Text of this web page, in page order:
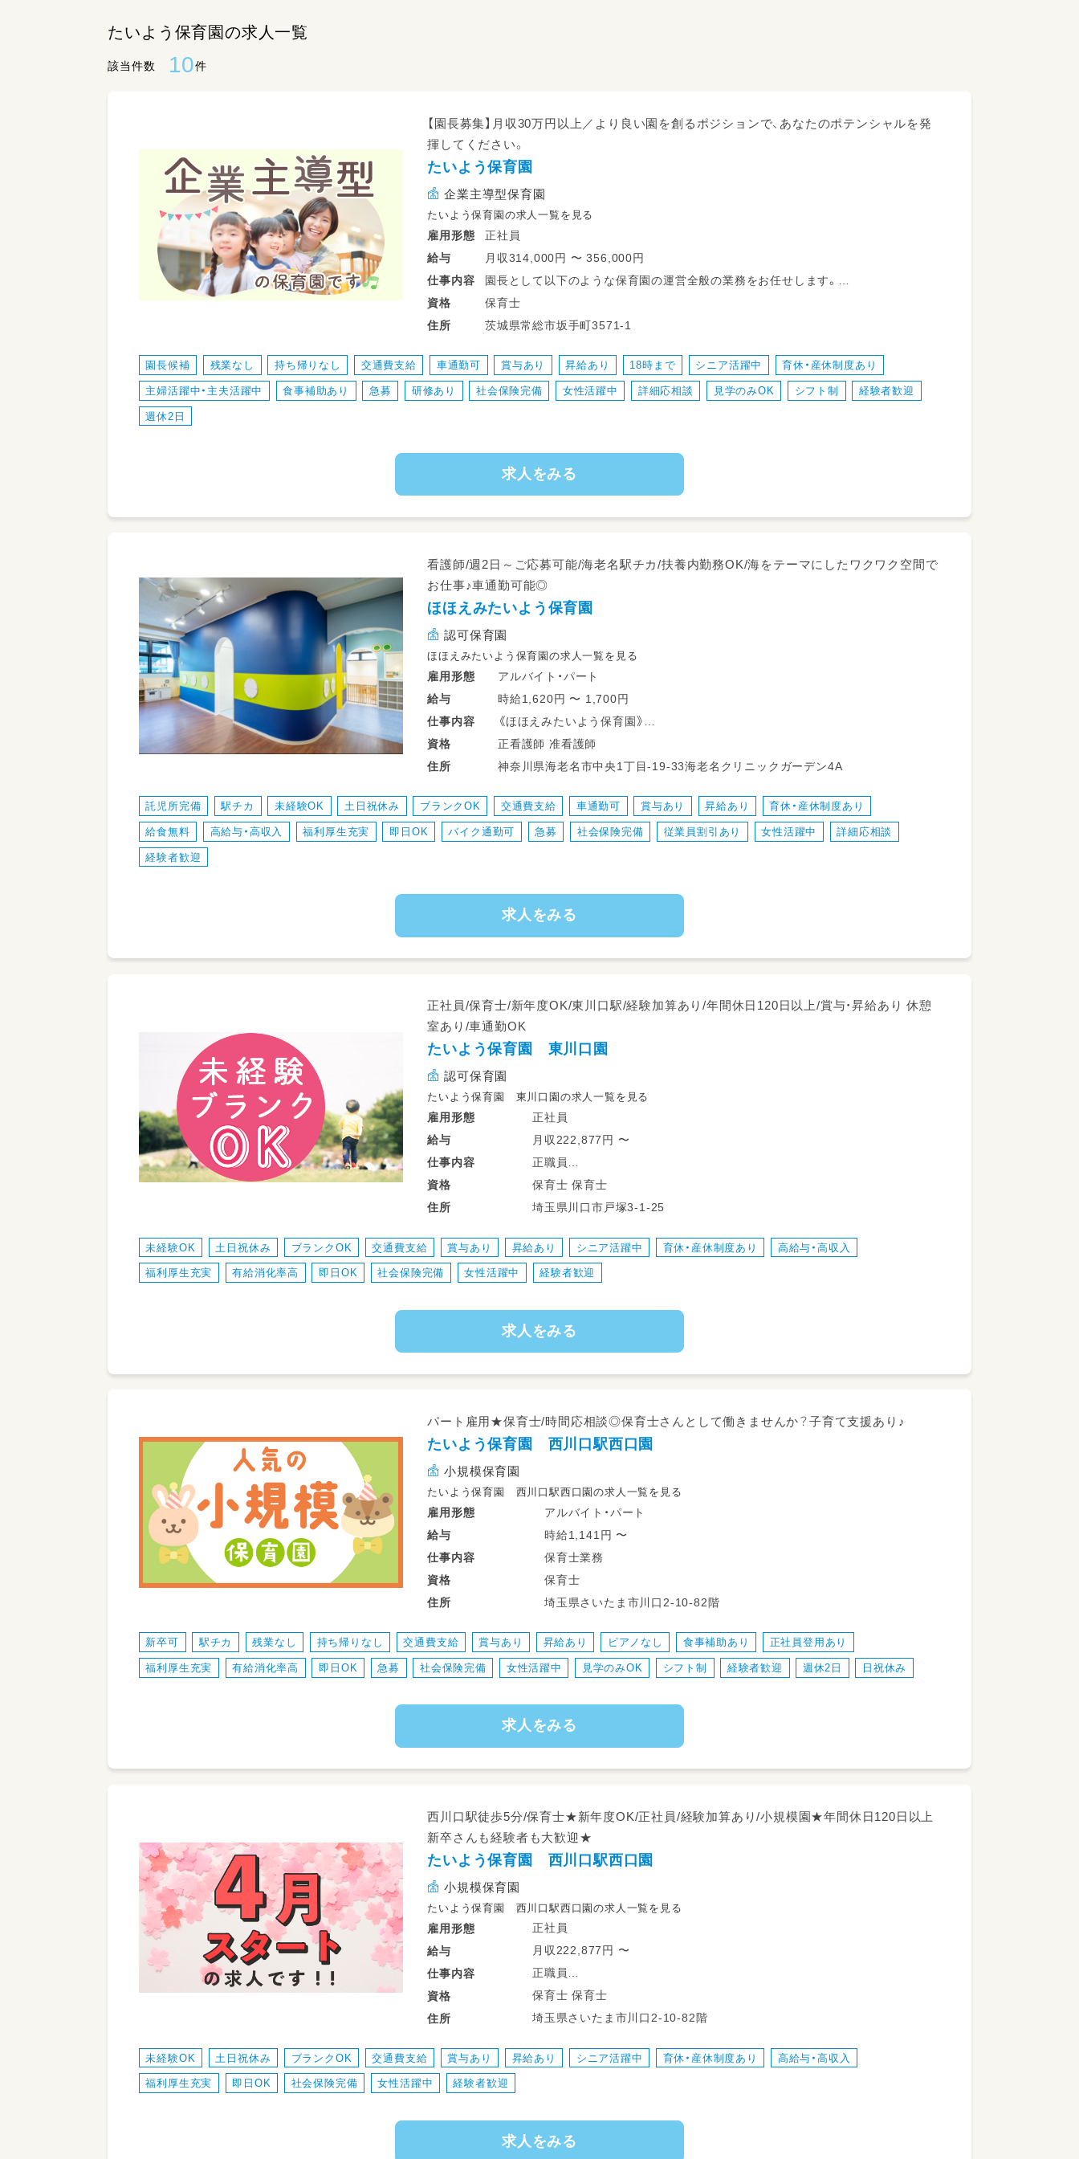
たいよう保育園の求人一覧
該当件数 10件
【園長募集】月収30万円以上／より良い園を創るポジションで、あなたのポテンシャルを発
揮してください。
たいよう保育園
企業主導型保育園
たいよう保育園の求人一覧を見る
雇用形態
正社員
給与
月収314,000円 〜 356,000円
仕事内容
園長として以下のような保育園の運営全般の業務をお任せします。
【担当業務の内容】
保育全般の運営・改善／安全衛生管理／教育研修／書類作成・記録／行政対応・監査対
るオペレーション
※上記業務のすべてを全面的に園長ひとりが担うのではなく、運営会社の担当社員た
ちと協力しながら園を運営していきます。
◆2019年の開園から6年が経過し、課題が明確になってきました。
◆園長職として、仕事の可能性を拡げ、経験値やスキルを上げていける、とてもヤリガ
◆『衛生要因』ではなく『動機付け要因』で転職をお考えの方にはきっと〝ササる〟ポ
ジションです。
◆トップダウン／ボトムアップ双方向の関わりで、より良い保育環境を創ることにお
力を貸してください。
資格
保育士
住所
茨城県常総市坂手町3571‐1
園長候補 残業なし 持ち帰りなし 交通費支給 車通勤可 賞与あり 昇給あり 18時まで シニア活躍中 育休・産休制度あり
主婦活躍中・主夫活躍中 食事補助あり 急募 研修あり 社会保険完備 女性活躍中 詳細応相談 見学のみOK シフト制 経験者歓迎
週休2日
求人をみる
看護師/週2日～ご応募可能/海老名駅チカ/扶養内勤務OK/海をテーマにしたワクワク空間で
お仕事♪車通勤可能◎
ほほえみたいよう保育園
認可保育園
ほほえみたいよう保育園の求人一覧を見る
雇用形態
アルバイト・パート
給与
時給1,620円 〜 1,700円
仕事内容
《ほほえみたいよう保育園》
＼パートスタッフ募集 ／
――――――――――――――――――――――
《お仕事内容》
0～5歳児さんの看護師業務全般をお任せします！
勤務時間内で責任ある業務を
＼具体的には…／
・けがや発熱時の手当など
・おむつ替えや食事・着替えなどの生活支援
☆ICT導入園なので、記録作業の負担は最小限！
保育にしっかり集中できる環境です◎
《勤務スタイル》
・週2日～OK（曜日・時間応相談）
・決められた勤務時間内で
できる範囲の業務を行っていただきます♪
・残業・持ち帰りなしで安心◎
《今後の展望》
2026年4月には新園も開園予定！
ライフステージの変化にも柔軟に対応可能◎
長く安心して働ける職場です♪
・時間内で責任をもってお仕事したい
・ 子どもたちの成長に本気で向き合いたい
・チームで働くあたたかい職場を探している
資格
正看護師 准看護師
住所
神奈川県海老名市中央1丁目-19-33海老名クリニックガーデン4A
託児所完備 駅チカ 未経験OK 土日祝休み ブランクOK 交通費支給 車通勤可 賞与あり 昇給あり 育休・産休制度あり
給食無料 高給与・高収入 福利厚生充実 即日OK バイク通勤可 急募 社会保険完備 従業員割引あり 女性活躍中 詳細応相談
経験者歓迎
求人をみる
正社員/保育士/新年度OK/東川口駅/経験加算あり/年間休日120日以上/賞与・昇給あり 休憩
室あり/車通勤OK
たいよう保育園 東川口園
認可保育園
たいよう保育園 東川口園の求人一覧を見る
雇用形態
正社員
給与
月収222,877円 〜
仕事内容
正職員
担任業務全般
※経験加算あり
※新卒者さんも大歓迎
資格
保育士 保育士
住所
埼玉県川口市戸塚3-1-25
未経験OK 土日祝休み ブランクOK 交通費支給 賞与あり 昇給あり シニア活躍中 育休・産休制度あり 高給与・高収入
福利厚生充実 有給消化率高 即日OK 社会保険完備 女性活躍中 経験者歓迎
求人をみる
パート雇用★保育士/時間応相談◎保育士さんとして働きませんか？子育て支援あり♪
たいよう保育園 西川口駅西口園
小規模保育園
たいよう保育園 西川口駅西口園の求人一覧を見る
雇用形態
アルバイト・パート
給与
時給1,141円 〜
仕事内容
保育士業務
資格
保育士
住所
埼玉県さいたま市川口2-10-82階
新卒可 駅チカ 残業なし 持ち帰りなし 交通費支給 賞与あり 昇給あり ピアノなし 食事補助あり 正社員登用あり
福利厚生充実 有給消化率高 即日OK 急募 社会保険完備 女性活躍中 見学のみOK シフト制 経験者歓迎 週休2日 日祝休み
求人をみる
西川口駅徒歩5分/保育士★新年度OK/正社員/経験加算あり/小規模園★年間休日120日以上
新卒さんも経験者も大歓迎★
たいよう保育園 西川口駅西口園
小規模保育園
たいよう保育園 西川口駅西口園の求人一覧を見る
雇用形態
正社員
給与
月収222,877円 〜
仕事内容
正職員
担任業務全般
※経験加算あり
※新卒者さんも大歓迎
資格
保育士 保育士
住所
埼玉県さいたま市川口2-10-82階
未経験OK 土日祝休み ブランクOK 交通費支給 賞与あり 昇給あり シニア活躍中 育休・産休制度あり 高給与・高収入
福利厚生充実 即日OK 社会保険完備 女性活躍中 経験者歓迎
求人をみる